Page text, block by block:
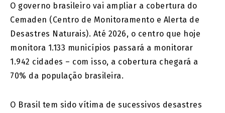
O governo brasileiro vai ampliar a cobertura do
Cemaden (Centro de Monitoramento e Alerta de
Desastres Naturais). Até 2026, o centro que hoje
monitora 1.133 municípios passará a monitorar
1.942 cidades – com isso, a cobertura chegará a
70% da população brasileira.
O Brasil tem sido vítima de sucessivos desastres